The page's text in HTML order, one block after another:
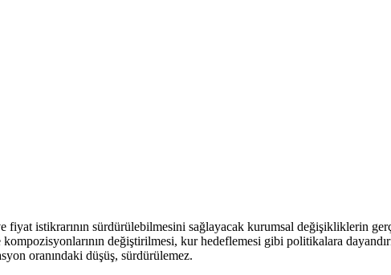
istikrarının sürdürülebilmesini sağlayacak kurumsal değişikliklerin
değiştirilmesi, kur hedeflemesi gibi politikalara
oranındaki düşüş, sürdürülemez.